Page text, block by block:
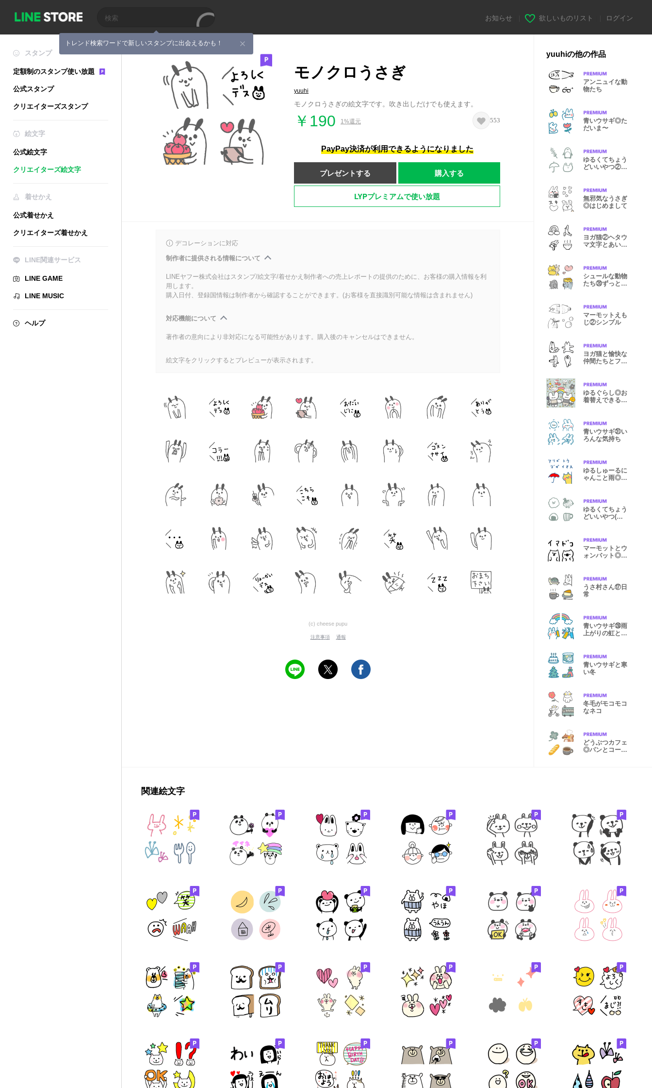
トレンド検索ワードで新しいスタンプに出会えるかも！
お知らせ 欲しいものリスト ログイン
スタンプ
定額制のスタンプ使い放題
公式スタンプ
クリエイターズスタンプ
絵文字
公式絵文字
クリエイターズ絵文字
着せかえ
公式着せかえ
クリエイターズ着せかえ
LINE関連サービス
LINE GAME
LINE MUSIC
ヘルプ
モノクロうさぎ
yuuhi
モノクロうさぎの絵文字です。吹き出しだけでも使えます。
￥190 1%還元 553
PayPay決済が利用できるようになりました
プレゼントする 購入する
LYPプレミアムで使い放題
デコレーションに対応
制作者に提供される情報について
LINEヤフー株式会社はスタンプ/絵文字/着せかえ制作者への売上レポートの提供のために、お客様の購入情報を利
用します。
購入日付、登録国情報は制作者から確認することができます。(お客様を直接識別可能な情報は含まれません)
対応機能について
著作者の意向により非対応になる可能性があります。購入後のキャンセルはできません。
絵文字をクリックするとプレビューが表示されます。
(c) cheese pupu
注意事項 通報
yuuhiの他の作品
アンニュイな動
物たち
青いウサギ◎た
だいま〜
ゆるくてちょう
どいいやつ②動
無邪気なうさぎ
◎はじめまして
ヨガ猫②ヘタウ
マ文字とあいさ
シュールな動物
たち⑳ずっとい
マーモットえも
じ②シンプル
ヨガ猫と愉快な
仲間たちとフィ
ゆるぐらし◎お
着替えできるう
青いウサギ㉛い
ろんな気持ち
ゆるしゅーるに
ゃんこと雨◎つ
ゆるくてちょう
どいいやつ(線
マーモットとウ
ォンバット◎待
うさ村さん⑰日
常
青いウサギ㉘雨
上がりの虹と暑
青いウサギと寒
い冬
冬毛がモコモコ
なネコ
どうぶつカフェ
◎パンとコーヒ
関連絵文字